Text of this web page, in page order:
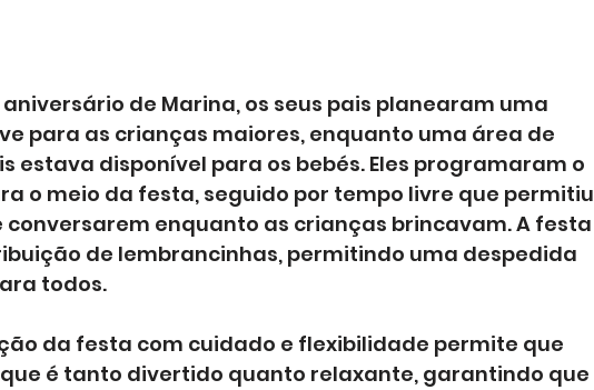
de Marina, os seus pais planearam uma
para as crianças maiores, enquanto uma área de
estava disponível para os bebés. Eles programaram o
o meio da festa, seguido por tempo livre que permitiu
conversarem enquanto as crianças brincavam. A festa
de lembrancinhas, permitindo uma despedida
todos.
da festa com cuidado e flexibilidade permite que
é tanto divertido quanto relaxante, garantindo que